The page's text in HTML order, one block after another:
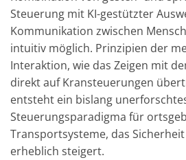
Steuerung mit KI-gestützter
Kommunikation zwischen
intuitiv möglich. Prinzipien der
Interaktion, wie das Zeigen mit
direkt auf Kransteuerungen
entsteht ein bislang
Steuerungsparadigma für
Transportsysteme, das
erheblich steigert.